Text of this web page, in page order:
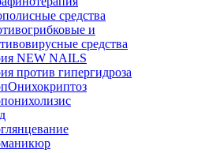
средства
и
средства
NEW NAILS
против гипергидроза